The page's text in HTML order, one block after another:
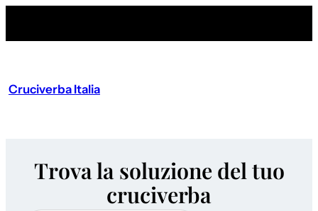
Cruciverba Italia
Trova la soluzione del tuo
cruciverba